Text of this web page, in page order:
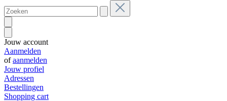
Jouw account
Aanmelden
ofaanmelden
Jouw profiel
Adressen
Bestellingen
Shopping cart